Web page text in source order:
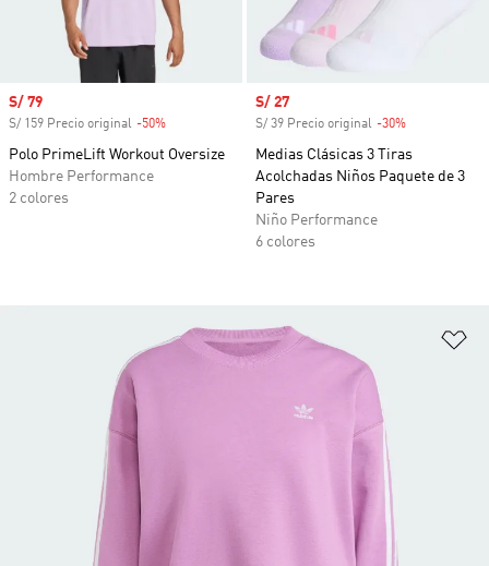
Precio de venta
S/ 79
S/ 159 Precio original -50%
Polo PrimeLift Workout Oversize
Hombre Performance
2 colores
Precio de venta
S/ 27
S/ 39 Precio original -30%
Medias Clásicas 3 Tiras
Acolchadas Niños Paquete de 3
Pares
Niño Performance
6 colores